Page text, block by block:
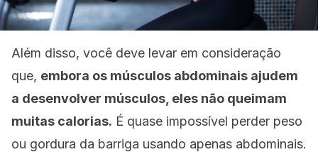
Além disso, você deve levar em consideração
que, embora os músculos abdominais ajudem
a desenvolver músculos, eles não queimam
muitas calorias. É quase impossível perder peso
ou gordura da barriga usando apenas abdominais.